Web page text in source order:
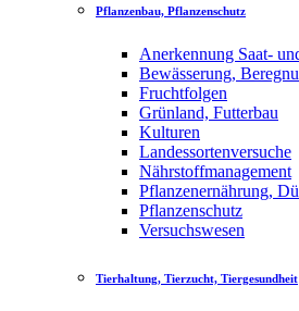
Pflanzenbau, Pflanzenschutz
Anerkennung Saat-
Bewässerung,
Fruchtfolgen
Grünland, Futterbau
Kulturen
Landessortenversuche
Nährstoffmanagement
Pflanzenernährung,
Pflanzenschutz
Versuchswesen
Tierhaltung, Tierzucht, Tiergesundheit